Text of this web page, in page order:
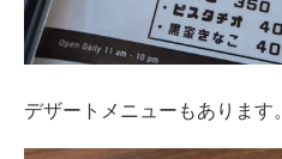
デザートメニューもあります。